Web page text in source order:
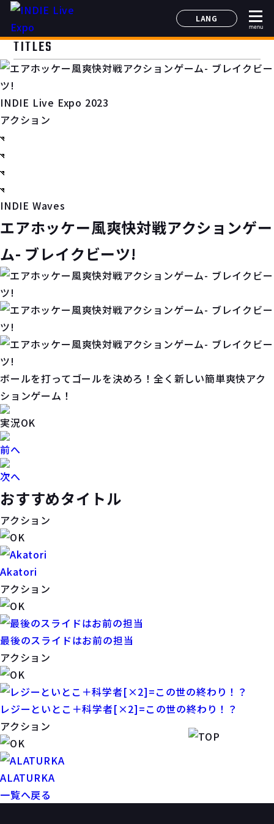
LANG
日本語
简体中文
menu
TITLES
INDIE Live Expo 2023
アクション
INDIE Waves
エアホッケー風爽快対戦アクションゲー
ム- ブレイクビーツ!
ボールを打ってゴールを決めろ！全く新しい簡単爽快アク
ションゲーム！
実況OK
前へ
次へ
おすすめタイトル
アクション
Akatori
アクション
最後のスライドはお前の担当
アクション
レジーといとこ＋科学者[×2]=この世の終わり！？
アクション
ALATURKA
一覧へ戻る